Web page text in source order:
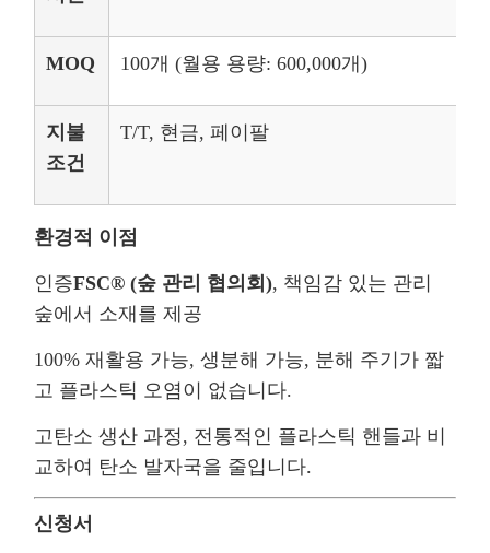
MOQ 100개 (월용 용량: 600,000개)
지불
조건
T/T, 현금, 페이팔
환경적 이점
인증FSC® (숲 관리 협의회), 책임감 있는 관리
숲에서 소재를 제공
100% 재활용 가능, 생분해 가능, 분해 주기가 짧
고 플라스틱 오염이 없습니다.
고탄소 생산 과정, 전통적인 플라스틱 핸들과 비
교하여 탄소 발자국을 줄입니다.
신청서